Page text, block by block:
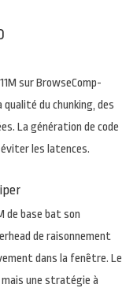
sur BrowseComp-
du chunking, des
La génération de code
les latences.
de base bat son
de raisonnement
dans la fenêtre. Le
mais une stratégie à